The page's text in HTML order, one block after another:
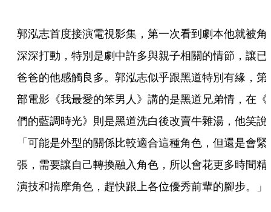
郭泓志首度接演電視影集，第一次看到劇本他就被角
深深打動，特別是劇中許多與親子相關的情節，讓已
爸爸的他感觸良多。郭泓志似乎跟黑道特別有緣，第
部電影《我最愛的笨男人》講的是黑道兄弟情，在《
們的藍調時光》則是黑道洗白後改賣牛雜湯，他笑說
「可能是外型的關係比較適合這種角色，但還是會緊
張，需要讓自己轉換融入角色，所以會花更多時間精
演技和揣摩角色，趕快跟上各位優秀前輩的腳步。」